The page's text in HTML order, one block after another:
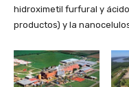
hidroximetil furfural y
productos) y la